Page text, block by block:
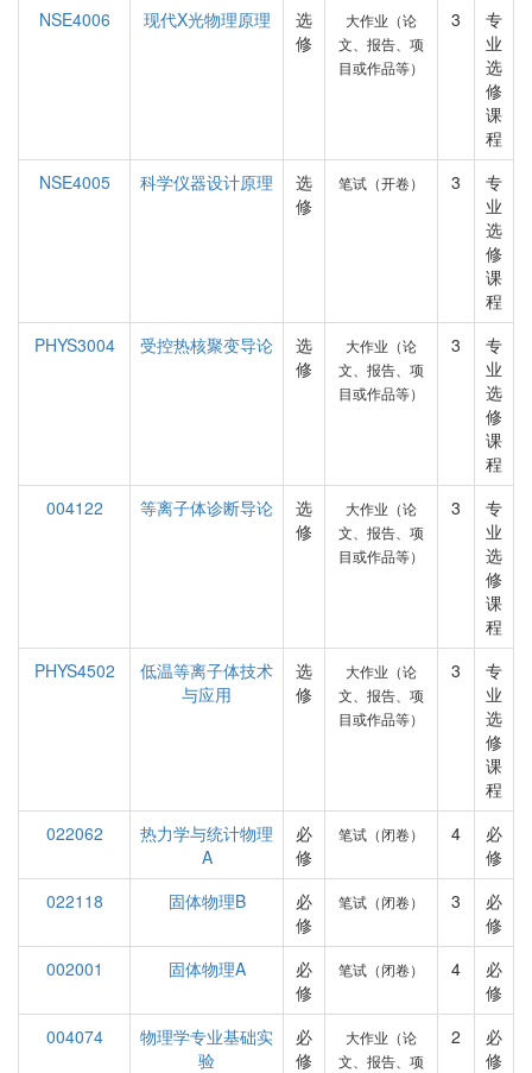
NSE4006
现代X光物理原理
选
修
大作业（论
文、报告、项
目或作品等）
3
专
业
选
修
课
程
NSE4005
科学仪器设计原理
选
修
笔试（开卷） 3
专
业
选
修
课
程
PHYS3004
受控热核聚变导论
选
修
大作业（论
文、报告、项
目或作品等）
3
专
业
选
修
课
程
004122
等离子体诊断导论
选
修
大作业（论
文、报告、项
目或作品等）
3
专
业
选
修
课
程
PHYS4502
低温等离子体技术
与应用
选
修
大作业（论
文、报告、项
目或作品等）
3
专
业
选
修
课
程
022062
热力学与统计物理
A
必
修
笔试（闭卷） 4
必
修
022118
固体物理B
必
修
笔试（闭卷） 3
必
修
002001
固体物理A
必
修
笔试（闭卷） 4
必
修
004074
物理学专业基础实
验
必
修
大作业（论
文、报告、项
2
必
修